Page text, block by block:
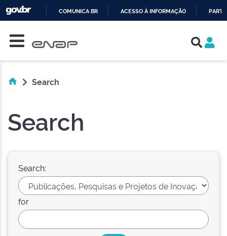
COMUNICA BR ACESSO À INFORMAÇÃO
Search
Search
Search:
for